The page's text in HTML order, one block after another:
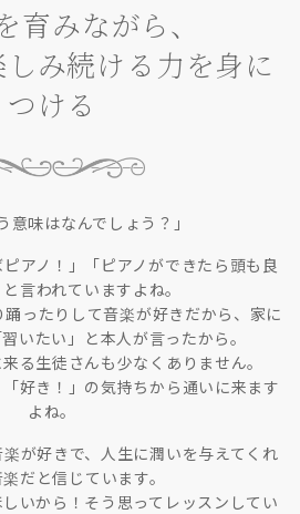
育みながら、
み続ける力を身に
つける
意味はなんでしょう？」
アノ！」「ピアノができたら頭も良
言われていますよね。
ったりして音楽が好きだから、家に
いたい」と本人が言ったから。
る生徒さんも少なくありません。
好き！」の気持ちから通いに来ます
よね。
が好きで、人生に潤いを与えてくれ
だと信じています。
いから！そう思ってレッスンしてい